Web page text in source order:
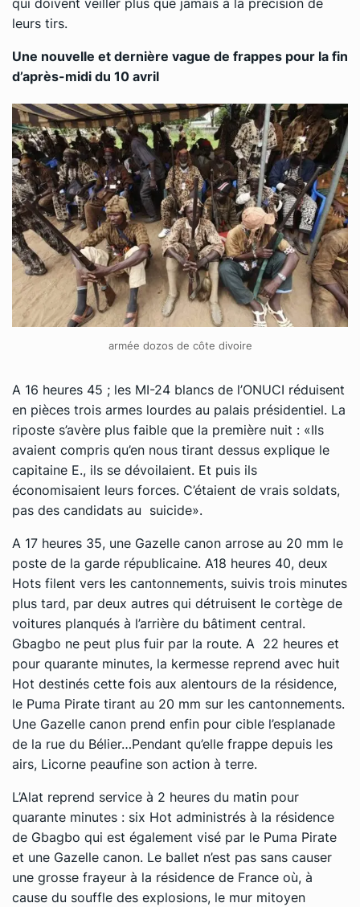
leurs tirs.
Une nouvelle et dernière vague de frappes pour la fin
d’après-midi du 10 avril
armée dozos de côte divoire
A 16 heures 45 ; les MI-24 blancs de l’ONUCI réduisent
en pièces trois armes lourdes au palais présidentiel. La
riposte s’avère plus faible que la première nuit : «Ils
avaient compris qu’en nous tirant dessus explique le
capitaine E., ils se dévoilaient. Et puis ils
économisaient leurs forces. C’étaient de vrais soldats,
pas des candidats au suicide».
A 17 heures 35, une Gazelle canon arrose au 20 mm le
poste de la garde républicaine. A18 heures 40, deux
Hots filent vers les cantonnements, suivis trois minutes
plus tard, par deux autres qui détruisent le cortège de
voitures planqués à l’arrière du bâtiment central.
Gbagbo ne peut plus fuir par la route. A 22 heures et
pour quarante minutes, la kermesse reprend avec huit
Hot destinés cette fois aux alentours de la résidence,
le Puma Pirate tirant au 20 mm sur les cantonnements.
Une Gazelle canon prend enfin pour cible l’esplanade
de la rue du Bélier…Pendant qu’elle frappe depuis les
airs, Licorne peaufine son action à terre.
L’Alat reprend service à 2 heures du matin pour
quarante minutes : six Hot administrés à la résidence
de Gbagbo qui est également visé par le Puma Pirate
et une Gazelle canon. Le ballet n’est pas sans causer
une grosse frayeur à la résidence de France où, à
cause du souffle des explosions, le mur mitoyen